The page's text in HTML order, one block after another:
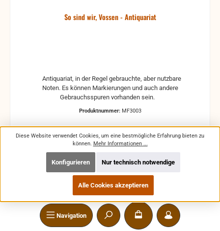
Navigation
So sind wir, Vossen - Antiquariat
Noten. Es können Markierungen und auch andere
Produktnummer: MF3003
Regulärer Preis:
1,59 €
Preise inkl. MwSt. zzgl. Versandkosten
In den Warenkorb
Diese Website verwendet Cookies, um eine bestmögliche Erfahrung bieten zu
können. Mehr Informationen ...
Nur technisch notwendige
Konfigurieren
Alle Cookies akzeptieren